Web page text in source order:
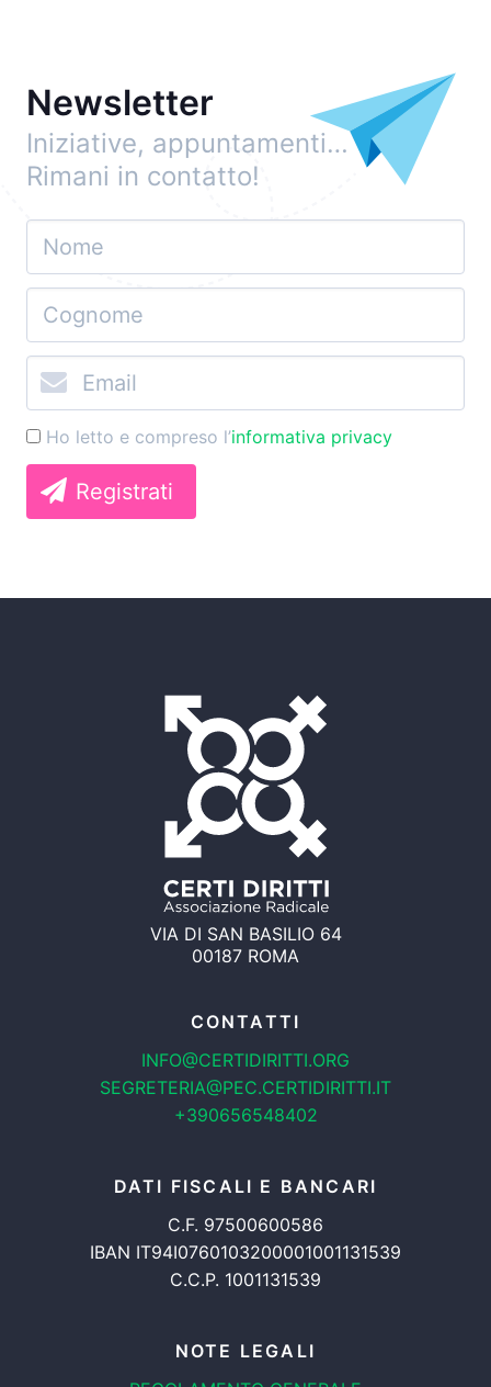
Newsletter
Iniziative, appuntamenti…
Rimani in contatto!
Ho letto e compreso l’informativa privacy
Registrati
VIA DI SAN BASILIO 64
00187 ROMA
CONTATTI
INFO@CERTIDIRITTI.ORG
SEGRETERIA@PEC.CERTIDIRITTI.IT
+390656548402
DATI FISCALI E BANCARI
C.F. 97500600586
IBAN IT94I0760103200001001131539
C.C.P. 1001131539
NOTE LEGALI